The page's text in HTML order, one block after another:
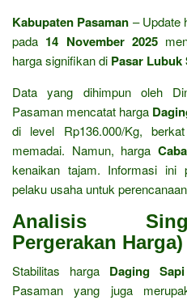
Kabupaten Pasaman – Update
pada 14 November 2025
harga signifikan di Pasar Lubuk
Data yang dihimpun oleh
Pasaman mencatat harga
di level Rp136.000/Kg,
memadai. Namun, harga
kenaikan tajam. Informasi ini
pelaku usaha untuk
Analisis
Pergerakan Harga)
Stabilitas harga Daging
Pasaman yang juga